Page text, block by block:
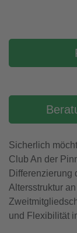
Sicherlich
Club An der
Differenzierung
Altersstruktur
und Flexibilität